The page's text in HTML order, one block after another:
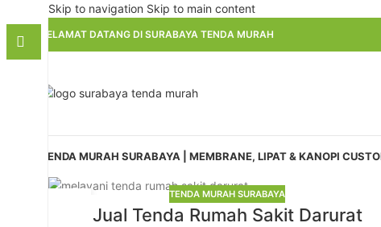
Skip to navigation Skip to main content
SELAMAT DATANG DI SURABAYA TENDA MURAH
TENDA MURAH SURABAYA | MEMBRANE, LIPAT & KANOPI
TENDA MURAH SURABAYA
Jual Tenda Rumah Sakit Darurat